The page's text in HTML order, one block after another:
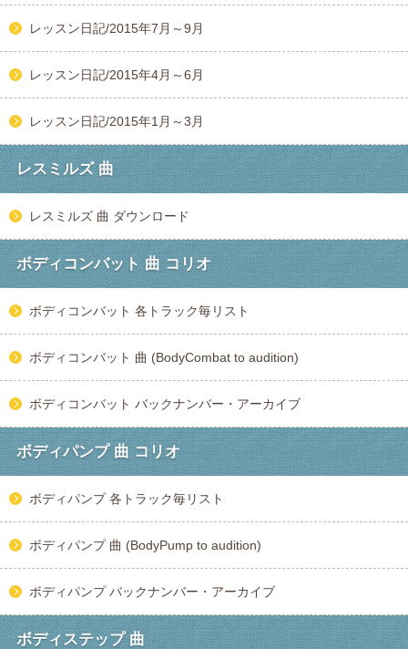
レッスン日記/2015年7月～9月
レッスン日記/2015年4月～6月
レッスン日記/2015年1月～3月
レスミルズ 曲
レスミルズ 曲 ダウンロード
ボディコンバット 曲 コリオ
ボディコンバット 各トラック毎リスト
ボディコンバット 曲 (BodyCombat to audition)
ボディコンバット バックナンバー・アーカイブ
ボディパンプ 曲 コリオ
ボディパンプ 各トラック毎リスト
ボディパンプ 曲 (BodyPump to audition)
ボディパンプ バックナンバー・アーカイブ
ボディステップ 曲